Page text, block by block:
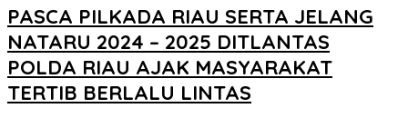
PASCA PILKADA RIAU SERTA JELANG
NATARU 2024 – 2025 DITLANTAS
POLDA RIAU AJAK MASYARAKAT
TERTIB BERLALU LINTAS